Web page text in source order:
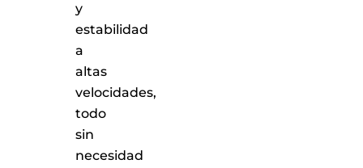
y
estabilidad
a
altas
velocidades,
todo
sin
necesidad